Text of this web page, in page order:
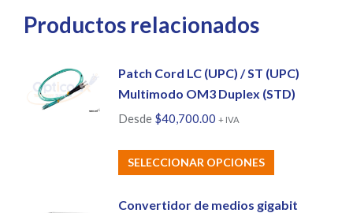
Productos relacionados
Patch Cord LC (UPC) / ST (UPC)
Multimodo OM3 Duplex (STD)
Desde $40,700.00 + IVA
SELECCIONAR OPCIONES
tiene
Convertidor de medios gigabit